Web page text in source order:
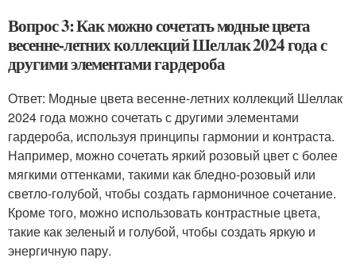
Вопрос 3: Как можно сочетать модные цвета
весенне-летних коллекций Шеллак 2024 года с
другими элементами гардероба
Ответ: Модные цвета весенне-летних коллекций Шеллак
2024 года можно сочетать с другими элементами
гардероба, используя принципы гармонии и контраста.
Например, можно сочетать яркий розовый цвет с более
мягкими оттенками, такими как бледно-розовый или
светло-голубой, чтобы создать гармоничное сочетание.
Кроме того, можно использовать контрастные цвета,
такие как зеленый и голубой, чтобы создать яркую и
энергичную пару.